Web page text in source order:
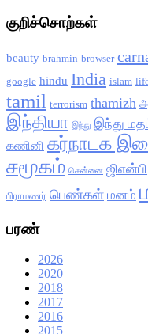
குறிச்சொற்கள்
beauty brahmin browser
google hindu India islam
tamil terrorism thamizh
இந்தியா இந்து இந்து
கணினி கர்நாடக
சமூகம் சென்னை ஜிஎன்பி
பிராமணர் பெண்கள் மனம்
பரண்
2026
2020
2018
2017
2016
2015